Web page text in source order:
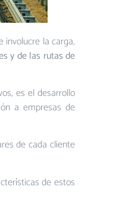
involucre la carga,
y de las rutas de
es el desarrollo
a empresas de
de cada cliente
de estos